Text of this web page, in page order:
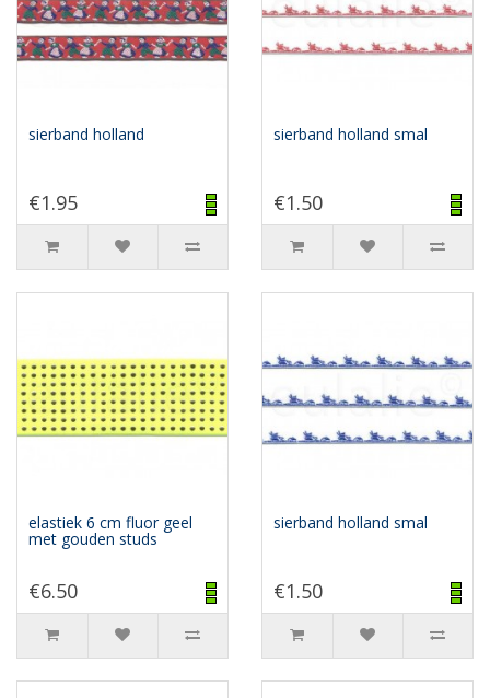
sierband holland
€1.95
sierband holland smal
€1.50
elastiek 6 cm fluor geel
met gouden studs
€6.50
sierband holland smal
€1.50